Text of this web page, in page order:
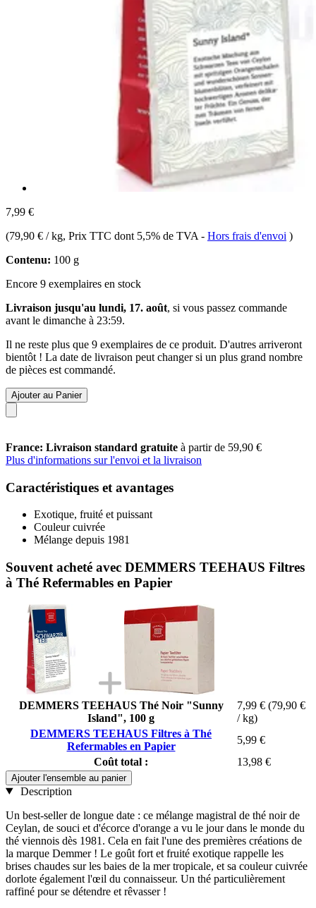
7,99 €
(79,90 € / kg, Prix TTC dont 5,5% de TVA - Hors frais d'envoi )
Contenu: 100 g
Encore 9 exemplaires en stock
Livraison jusqu'au lundi, 17. août, si vous passez commande
avant le dimanche à 23:59.
Il ne reste plus que 9 exemplaires de ce produit. D'autres arriveront
bientôt ! La date de livraison peut changer si un plus grand nombre
de pièces est commandé.
Ajouter au Panier
France: Livraison standard gratuite à partir de 59,90 €
Plus d'informations sur l'envoi et la livraison
Caractéristiques et avantages
Exotique, fruité et puissant
Couleur cuivrée
Mélange depuis 1981
Souvent acheté avec DEMMERS TEEHAUS Filtres
à Thé Refermables en Papier
DEMMERS TEEHAUS Thé Noir "Sunny
Island", 100 g
7,99 € (79,90 €
/ kg)
DEMMERS TEEHAUS Filtres à Thé
Refermables en Papier
5,99 €
Coût total :
13,98 €
Ajouter l'ensemble au panier
Description
Un best-seller de longue date : ce mélange magistral de thé noir de
Ceylan, de souci et d'écorce d'orange a vu le jour dans le monde du
thé viennois dès 1981. Cela en fait l'une des premières créations de
la marque Demmer ! Le goût fort et fruité exotique rappelle les
brises chaudes sur les baies de la mer tropicale, et sa couleur cuivrée
dorlote également l'œil du connaisseur. Un thé particulièrement
raffiné pour se détendre et rêvasser !